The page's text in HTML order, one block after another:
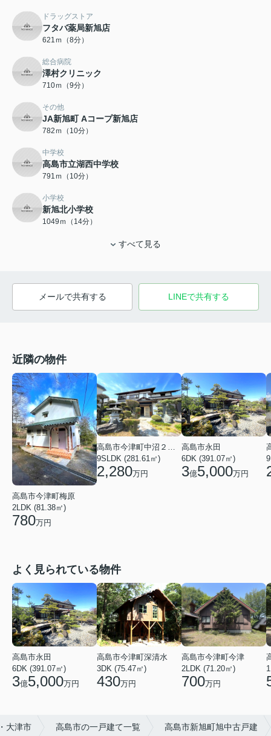
ドラッグストア
フタバ薬局新旭店
621ｍ（8分）
総合病院
澤村クリニック
710ｍ（9分）
その他
JA新旭町 Aコープ新旭店
782ｍ（10分）
中学校
高島市立湖西中学校
791ｍ（10分）
小学校
新旭北小学校
1049ｍ（14分）
すべて見る
メールで共有する LINEで共有する
近隣の物件
高島市今津町梅原
2LDK (81.38㎡)
780万円
9SLDK (281.61㎡)
2,280万円
高島市永田
6DK (391.07㎡)
3億5,000万円
よく見られている物件
高島市永田
6DK (391.07㎡)
3億5,000万円
高島市今津町深清水
3DK (75.47㎡)
430万円
高島市今津町今津
2LDK (71.20㎡)
700万円
大津市 高島市の一戸建て一覧 高島市新旭町旭中古戸建